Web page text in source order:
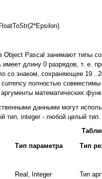
Object Pascal занимают типы
имеет длину 0 разрядов, т. е.
со знаком, сохраняющее
полностью
аргументы математических
данными могут
тип, integer - любой целый тип.
Тип параметра Тип
Real, Integer Тип